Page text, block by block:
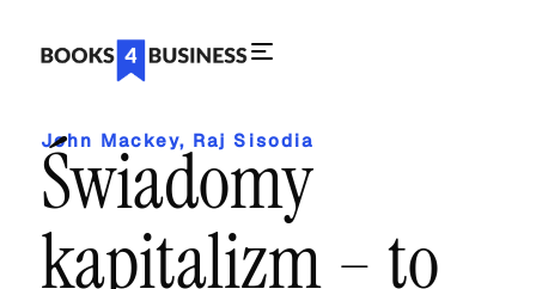
John Mackey, Raj Sisodia
Świadomy
kapitalizm – to